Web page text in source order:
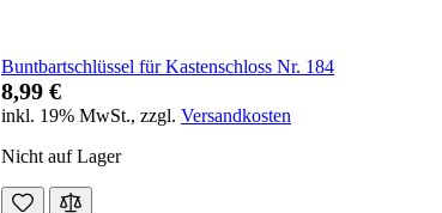
Buntbartschlüssel für Kastenschloss Nr. 184
8,99 €
inkl. 19% MwSt., zzgl. Versandkosten
Nicht auf Lager